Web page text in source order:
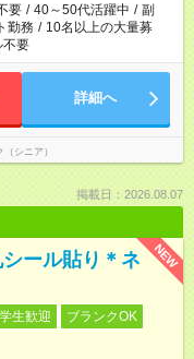
要 / 40～50代活躍中 / 副
勤務 / 10名以上の大量募
不要
詳細へ
シニア）
掲載日：2026.08.07
NEW
ール貼り＊ネ
生歓迎
ブランクOK